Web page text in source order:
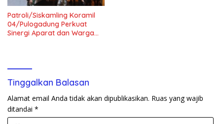
Patroli/Siskamling Koramil
04/Pulogadung Perkuat
Sinergi Aparat dan Warga
Tinggalkan Balasan
Alamat email Anda tidak akan dipublikasikan. Ruas yang wajib
ditandai *